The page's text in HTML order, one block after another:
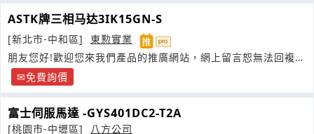
ASTK牌三相马达3IK15GN-S
[新北市-中和區]
東懃實業
朋友您好!歡迎您來我們產品的推廣網站，網上留言恕無法回複
您，如有需求請您按照以下方式聯繫聯絡我們
免費詢價
富士伺服馬達 -GYS401DC2-T2A
[桃園市-中壢區]
八方公司